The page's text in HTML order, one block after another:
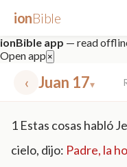
ionBible
ionBible app — read
Open app ×
‹ Juan 17▾
mt 5 nt faith
1 Estas cosas habló
cielo, dijo: Padre, la